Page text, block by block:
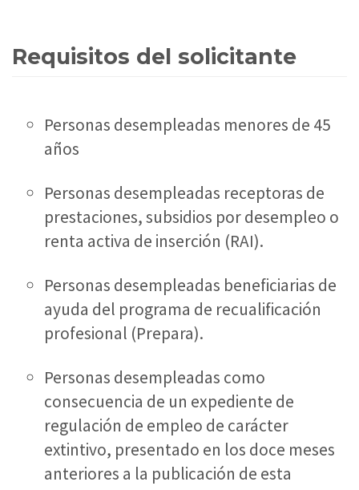
Requisitos del solicitante
Personas desempleadas menores de 45
años
Personas desempleadas receptoras de
prestaciones, subsidios por desempleo o
renta activa de inserción (RAI).
Personas desempleadas beneficiarias de
ayuda del programa de recualificación
profesional (Prepara).
Personas desempleadas como
consecuencia de un expediente de
regulación de empleo de carácter
extintivo, presentado en los doce meses
anteriores a la publicación de esta